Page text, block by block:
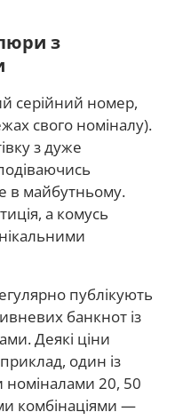
з
серійний номер,
свого номіналу).
з дуже
в майбутньому.
а комусь
публікують
банкнот із
Деякі ціни
один із
номіналами 20, 50
комбінаціями —